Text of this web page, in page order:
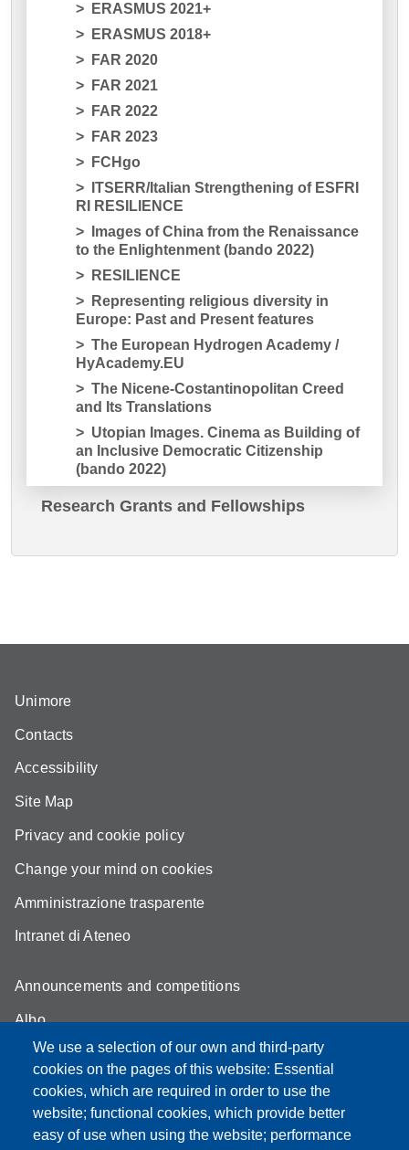
ERASMUS 2021+
ERASMUS 2018+
FAR 2020
FAR 2021
FAR 2022
FAR 2023
FCHgo
ITSERR/Italian Strengthening of ESFRI
RI RESILIENCE
Images of China from the Renaissance
to the Enlightenment (bando 2022)
RESILIENCE
Representing religious diversity in
Europe: Past and Present features
The European Hydrogen Academy /
HyAcademy.EU
The Nicene-Costantinopolitan Creed
and Its Translations
Utopian Images. Cinema as Building of
an Inclusive Democratic Citizenship
(bando 2022)
Research Grants and Fellowships
We use a selection of our own and third-party
cookies on the pages of this website: Essential
cookies, which are required in order to use the
website; functional cookies, which provide better
easy of use when using the website; performance
Unimore
Contacts
Accessibility
Site Map
Privacy and cookie policy
Change your mind on cookies
Amministrazione trasparente
Intranet di Ateneo
Announcements and competitions
Albo
Online teaching mode
Student secretariat
Quality Assurance